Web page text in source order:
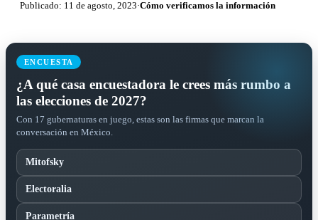
Publicado: 11 de agosto, 2023·Cómo verificamos la información
ENCUESTA
¿A qué casa encuestadora le crees más rumbo a
las elecciones de 2027?
Con 17 gubernaturas en juego, estas son las firmas que marcan la
conversación en México.
Mitofsky
Electoralia
Parametría